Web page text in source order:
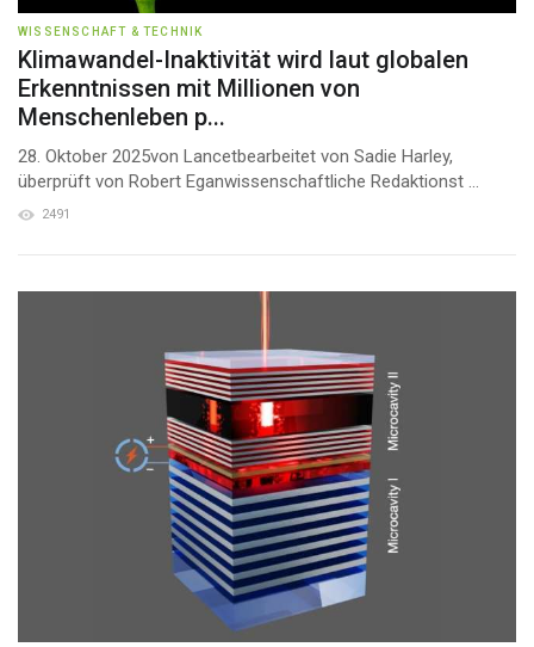
WISSENSCHAFT & TECHNIK
Klimawandel-Inaktivität wird laut globalen
Erkenntnissen mit Millionen von
Menschenleben p...
28. Oktober 2025von Lancetbearbeitet von Sadie Harley,
überprüft von Robert Eganwissenschaftliche Redaktionst ...
2491